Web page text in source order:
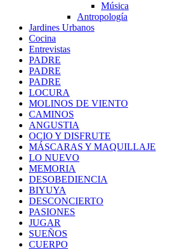
Música
Antropología
Jardines Urbanos
Cocina
Entrevistas
PADRE
PADRE
PADRE
LOCURA
MOLINOS DE VIENTO
CAMINOS
ANGUSTIA
OCIO Y DISFRUTE
MÁSCARAS Y MAQUILLAJE
LO NUEVO
MEMORIA
DESOBEDIENCIA
BIYUYA
DESCONCIERTO
PASIONES
JUGAR
SUEÑOS
CUERPO